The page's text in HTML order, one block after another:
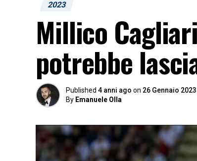
2023
Millico
potrebbe
Published 4 anni ago on 26 Gennaio 2023
By Emanuele Olla